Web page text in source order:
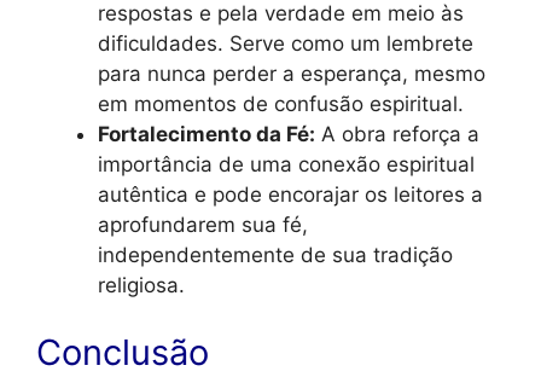
respostas e pela verdade em meio às
dificuldades. Serve como um lembrete
para nunca perder a esperança, mesmo
em momentos de confusão espiritual.
Fortalecimento da Fé: A obra reforça a
importância de uma conexão espiritual
autêntica e pode encorajar os leitores a
aprofundarem sua fé,
independentemente de sua tradição
religiosa.
Conclusão